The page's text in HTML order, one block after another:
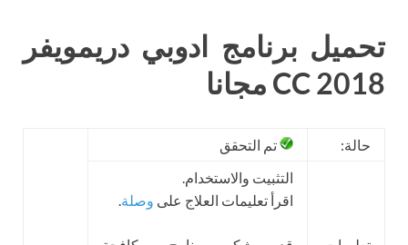
تحميل برنامج ادوبي دريمويفر
CC 2018 مجانا
حالة: تم التحقق
التثبيت والاستخدام.
اقرأ تعليمات العلاج على وصلة